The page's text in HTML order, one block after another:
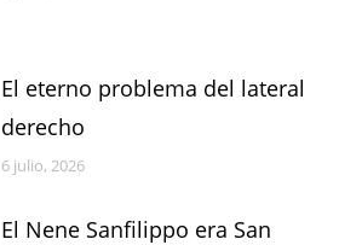
El eterno problema del lateral
derecho
6 julio, 2026
El Nene Sanfilippo era San